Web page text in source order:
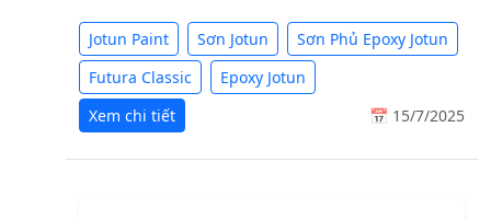
Jotun Paint Sơn Jotun
Sơn Phủ Epoxy Jotun
Futura Classic
Epoxy Jotun
Xem chi tiết
📅 15/7/2025